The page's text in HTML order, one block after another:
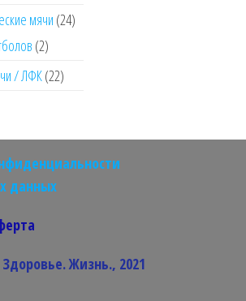
товаров
мячи 2424
22
товара
/ ЛФК 2222
данных
Жизнь., 2021